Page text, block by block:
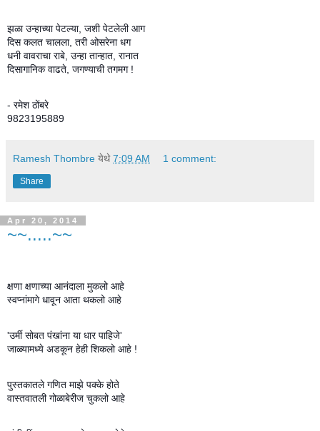
झळा उन्हाच्या पेटल्या, जशी पेटलेली आग
दिस कलत चालला, तरी ओसरेना धग
धनी वावराचा राबे, उन्हा तान्हात, रानात
दिसागानिक वाढते, जगण्याची तगमग !
- रमेश ठोंबरे
9823195889
Ramesh Thombre येथे7:09 AM 1 comment:
Share
Apr 20, 2014
~~.....~~
क्षणा क्षणाच्या आनंदाला मुकलो आहे
स्वप्नांमागे धावून आता थकलो आहे
'उर्मी सोबत पंखांना या धार पाहिजे'
जाळ्यामध्ये अडकून हेही शिकलो आहे !
पुस्तकातले गणित माझे पक्के होते
वास्तवातली गोळाबेरीज चुकलो आहे